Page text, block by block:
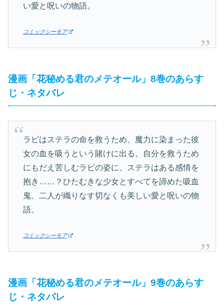
い愛と呪いの物語。
コミックシーモア
漫画「花秘める君のメテオール」8巻のあらす
じ・ネタバレ
ラビはステラの命を救うため、魔力に染まった彼
女の血を吸うという賭けに出る。自分を救うため
にもだえ苦しむラビの姿に、ステラはある感情を
抱き……？ひたむきな少女とすべてを諦めた吸血
鬼、二人が織りなす切なくも美しい愛と呪いの物
語。
コミックシーモア
漫画「花秘める君のメテオール」9巻のあらす
じ・ネタバレ